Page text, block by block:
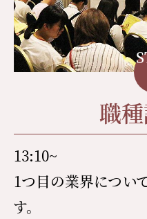
職
13:10~
1つ目の業界につい
す。